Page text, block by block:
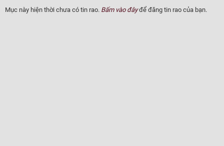
GIÁ XE XUẤT XỨ
Mục này hiện thời chưa có tin rao. Bấm vào đâyđể đăng tin rao của bạn.